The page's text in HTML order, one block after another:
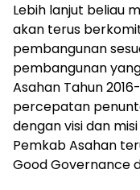
Lebih lanjut beliau
akan terus
pembangunan
pembangunan
Asahan Tahun
percepatan
dengan visi dan
Pemkab Asahan
Good Governance